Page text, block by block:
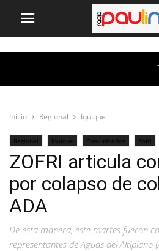
Inicio Regional Iquique
Regional Iquique Comunicados Zofri
ZOFRI articula
por colapso de
ADA
De esta manera, este martes fueron
representantes de Aguas del Altiplano